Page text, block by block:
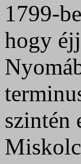
1799-
hogy
szintén